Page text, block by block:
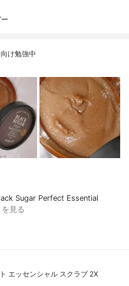
け勉強中
Sugar Perfect Essential
見る
エッセンシャル スクラブ 2X